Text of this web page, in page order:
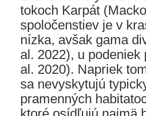
tokoch Karpát
spoločenstiev je v
nízka, avšak gama
al. 2022), u
al. 2020). Napriek
sa nevyskytujú
pramenných